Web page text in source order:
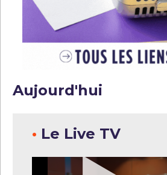
Aujourd'hui
• Le Live TV